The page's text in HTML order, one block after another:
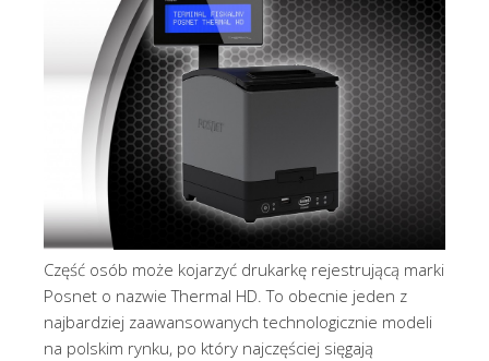
Część osób może kojarzyć drukarkę rejestrującą marki
Posnet o nazwie Thermal HD. To obecnie jeden z
najbardziej zaawansowanych technologicznie modeli
na polskim rynku, po który najczęściej sięgają